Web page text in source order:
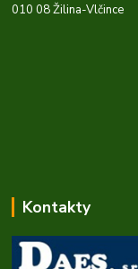
010 08 Žilina-Vlčince
Kontakty